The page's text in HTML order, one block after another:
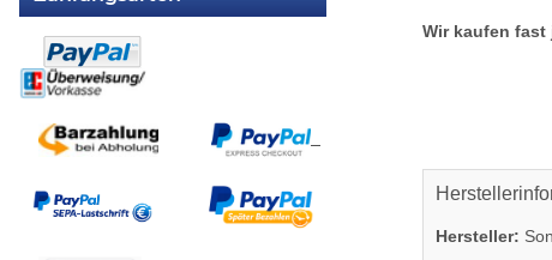
Wir kaufen fast
Hersteller: